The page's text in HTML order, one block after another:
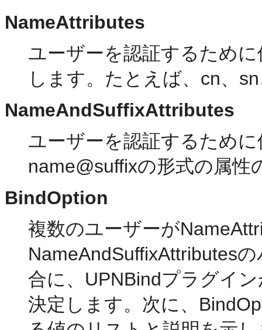
NameAttributes
ユーザーを認証するため
します。たとえば、cn、
NameAndSuffixAttributes
ユーザーを認証するため
name@suffixの形式の属性
BindOption
複数のユーザーが
NameAndSuffixAttributes
合に、UPNBindプラグイ
決定します。次に、